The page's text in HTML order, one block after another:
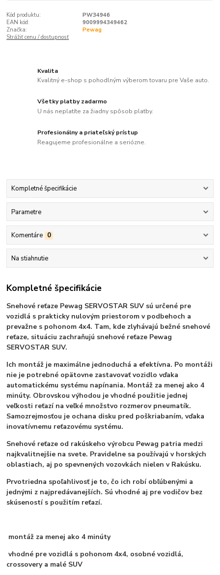
Kód produktu:
PW34946
EAN kód:
9009994349462
Značka:
Pewag
Strážiť cenu / dostupnosť
Kvalita
Kvalitný e-shop s pohodlným výberom tovaru pre Vaše auto.
Všetky platby zadarmo
U nás neplatíte za žiadny spôsob platby.
Profesionálny a priateľský prístup
Reagujeme profesionálne a seriózne.
Kompletné špecifikácie
Parametre
Komentáre 0
Na stiahnutie
Kompletné špecifikácie
Snehové reťaze Pewag SERVOSTAR SUV sú určené pre
vozidlá s prakticky nulovým priestorom v podbehoch a
prevažne s pohonom 4x4. Tam, kde zlyhávajú bežné snehové
reťaze, situáciu zachraňujú snehové reťaze Pewag
SERVOSTAR SUV.
Ich montáž je maximálne jednoduchá a efektívna. Po montáži
nie je potrebné opätovne zastavovať vozidlo vďaka
automatickému systému napínania. Montáž za menej ako 4
minúty. Obrovskou výhodou je vhodné použitie jednej
veľkosti reťazí na veľké množstvo rozmerov pneumatík.
Samozrejmosťou je ochana disku pred poškriabaním, vďaka
inovatívnemu reťazovému systému.
Snehové reťaze od rakúskeho výrobcu Pewag patria medzi
najkvalitnejšie na svete. Pravidelne sa používajú v horských
oblastiach, aj po spevnených vozovkách nielen v Rakúsku.
Prvotriedna spoľahlivosť je to, čo ich robí obľúbenými a
jednými z najpredávanejších. Sú vhodné aj pre vodičov bez
skúseností s použitím reťazí.
montáž za menej ako 4 minúty
vhodné pre vozidlá s pohonom 4x4, osobné vozidlá,
crossovery a malé SUV